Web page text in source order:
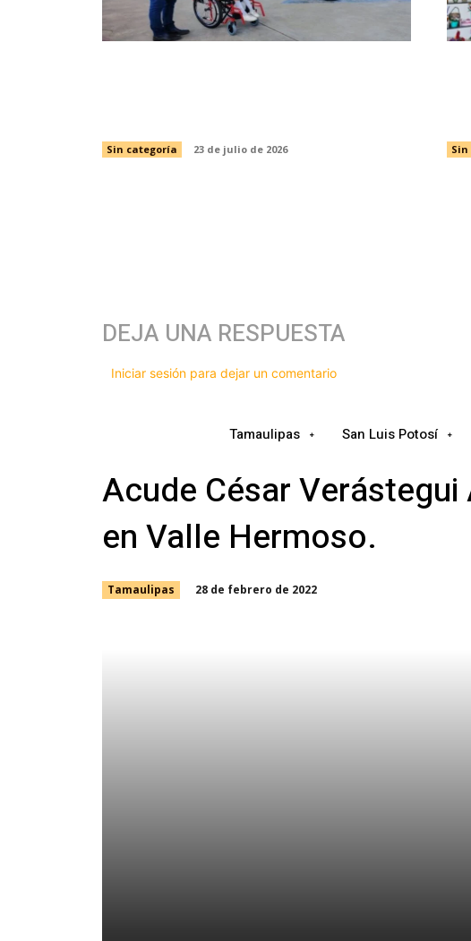
Sin categoría 23 de julio de 2026
DEJA UNA RESPUESTA
Iniciar sesión para dejar un comentario